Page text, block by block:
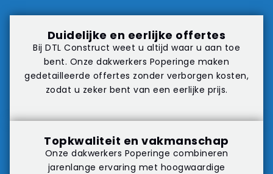
Duidelijke en eerlijke offertes
Bij DTL Construct weet u altijd waar u aan toe
bent. Onze dakwerkers Poperinge maken
gedetailleerde offertes zonder verborgen kosten,
zodat u zeker bent van een eerlijke prijs.
Topkwaliteit en vakmanschap
Onze dakwerkers Poperinge combineren
jarenlange ervaring met hoogwaardige